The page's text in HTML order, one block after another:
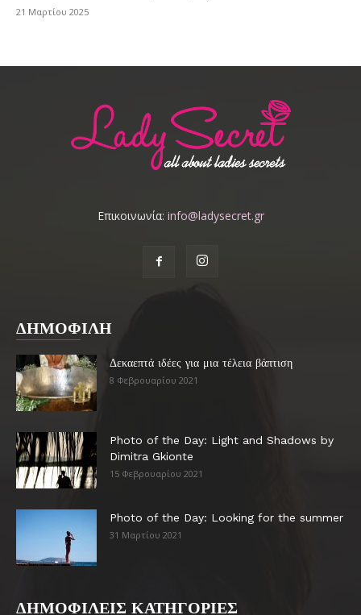
21 Μαρτίου 2025
Επικοινωνία: info@ladysecret.gr
ΔΗΜΟΦΙΛΗ
Δεκαεπτά ιδέες για μια τέλεια βάπτιση
8 Φεβρουαρίου 2021
Photo of the Day: Light and Shadows by
Dimitra Gkionte
15 Φεβρουαρίου 2021
Photo of the Day: Looking for the summer
31 Μαρτίου 2021
ΔΗΜΟΦΙΛΕΙΣ ΚΑΤΗΓΟΡΙΕΣ